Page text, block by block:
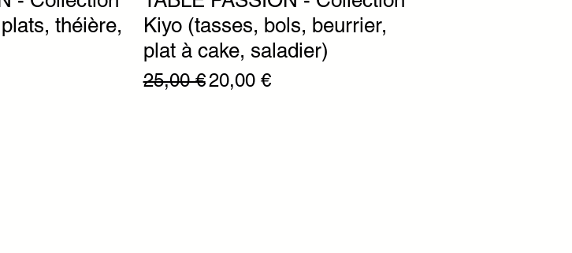
théière,
Kiyo (tasses, bols, beurrier,
plat à cake, saladier)
Prix original
25,00 € Prix promotionnel
20,00 €